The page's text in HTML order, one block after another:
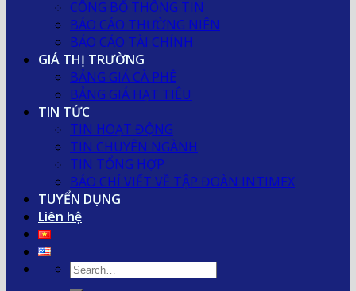
CÔNG BỐ THÔNG TIN
BÁO CÁO THƯỜNG NIÊN
BÁO CÁO TÀI CHÍNH
GIÁ THỊ TRƯỜNG
BẢNG GIÁ CÀ PHÊ
BẢNG GIÁ HẠT TIÊU
TIN TỨC
TIN HOẠT ĐỘNG
TIN CHUYÊN NGÀNH
TIN TỔNG HỢP
BÁO CHÍ VIẾT VỀ TẬP ĐOÀN INTIMEX
TUYỂN DỤNG
Liên hệ